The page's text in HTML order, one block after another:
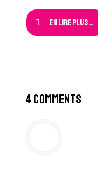
En lire plus...
4 Comments